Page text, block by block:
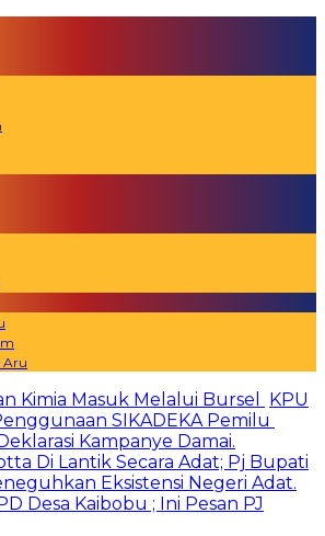
Aru
Kimia Masuk Melalui Bursel
KPU
SIKADEKA Pemilu
Kampanye Damai.
Di Lantik Secara Adat; Pj Bupati
Eksistensi Negeri Adat.
Desa Kaibobu ; Ini Pesan PJ